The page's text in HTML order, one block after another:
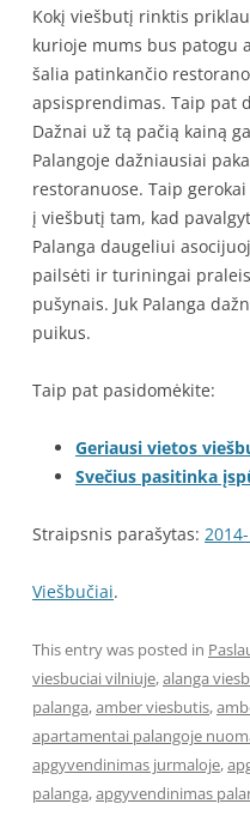
Kokį viešbutį rinktis
kurioje mums bus patogu
šalia patinkančio
apsisprendimas. Taip pat
Dažnai už tą pačią kainą
Palangoje dažniausiai
restoranuose. Taip
į viešbutį tam, kad
Palanga daugeliui
pailsėti ir turiningai
pušynais. Juk Palanga
puikus.
Taip pat pasidomėkite:
Geriausi vietos
Svečius pasitinka
Straipsnis parašytas:
Viešbučiai.
This entry was posted in
viesbuciai vilniuje,alanga
palanga,amber viesbutis,
apartamentai palangoje
apgyvendinimas jurmaloje,
palanga,apgyvendinimas